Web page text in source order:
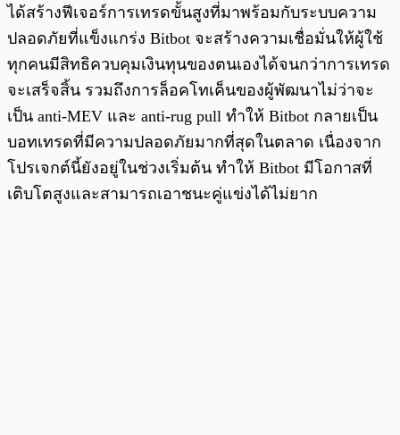
ได้สร้างฟีเจอร์การเทรดขั้นสูงที่มาพร้อมกับระบบความ
ปลอดภัยที่แข็งแกร่ง Bitbot จะสร้างความเชื่อมั่นให้ผู้ใช้
ทุกคนมีสิทธิควบคุมเงินทุนของตนเองได้จนกว่าการเทรด
จะเสร็จสิ้น รวมถึงการล็อคโทเค็นของผู้พัฒนาไม่ว่าจะ
เป็น anti-MEV และ anti-rug pull ทำให้ Bitbot กลายเป็น
บอทเทรดที่มีความปลอดภัยมากที่สุดในตลาด เนื่องจาก
โปรเจกต์นี้ยังอยู่ในช่วงเริ่มต้น ทำให้ Bitbot มีโอกาสที่
เติบโตสูงและสามารถเอาชนะคู่แข่งได้ไม่ยาก